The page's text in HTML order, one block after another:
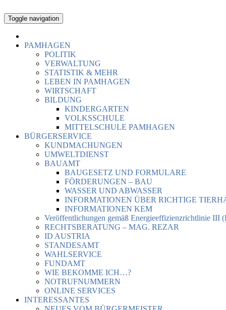
Toggle navigation
PAMHAGEN
POLITIK
VERWALTUNG
STATISTIK & MEHR
LEBEN IN PAMHAGEN
WIRTSCHAFT
BILDUNG
KINDERGARTEN
VOLKSSCHULE
MITTELSCHULE PAMHAGEN
BÜRGERSERVICE
KUNDMACHUNGEN
UMWELTDIENST
BAUAMT
BAUGESETZ UND FORMULARE
FÖRDERUNGEN – BAU
WASSER UND ABWASSER
INFORMATIONEN ÜBER RICHTIGE
INFORMATIONEN KEM
Veröffentlichungen gemäß Energieeffizienzrichtlinie III
RECHTSBERATUNG – MAG. REZAR
ID AUSTRIA
STANDESAMT
WAHLSERVICE
FUNDAMT
WIE BEKOMME ICH…?
NOTRUFNUMMERN
ONLINE SERVICES
INTERESSANTES